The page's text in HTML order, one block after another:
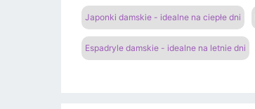
Japonki damskie - idealne na ciepłe dni
Espadryle damskie - idealne na letnie dni